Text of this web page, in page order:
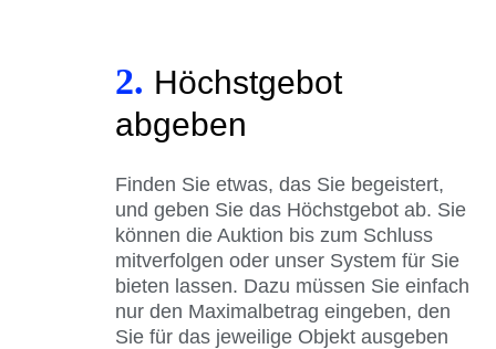
2. Höchstgebot
abgeben
Finden Sie etwas, das Sie begeistert,
und geben Sie das Höchstgebot ab. Sie
können die Auktion bis zum Schluss
mitverfolgen oder unser System für Sie
bieten lassen. Dazu müssen Sie einfach
nur den Maximalbetrag eingeben, den
Sie für das jeweilige Objekt ausgeben